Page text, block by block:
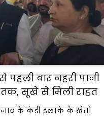
पहली बार नहरी पानी
सूखे से मिली राहत
के कंडी इलाके के खेतों